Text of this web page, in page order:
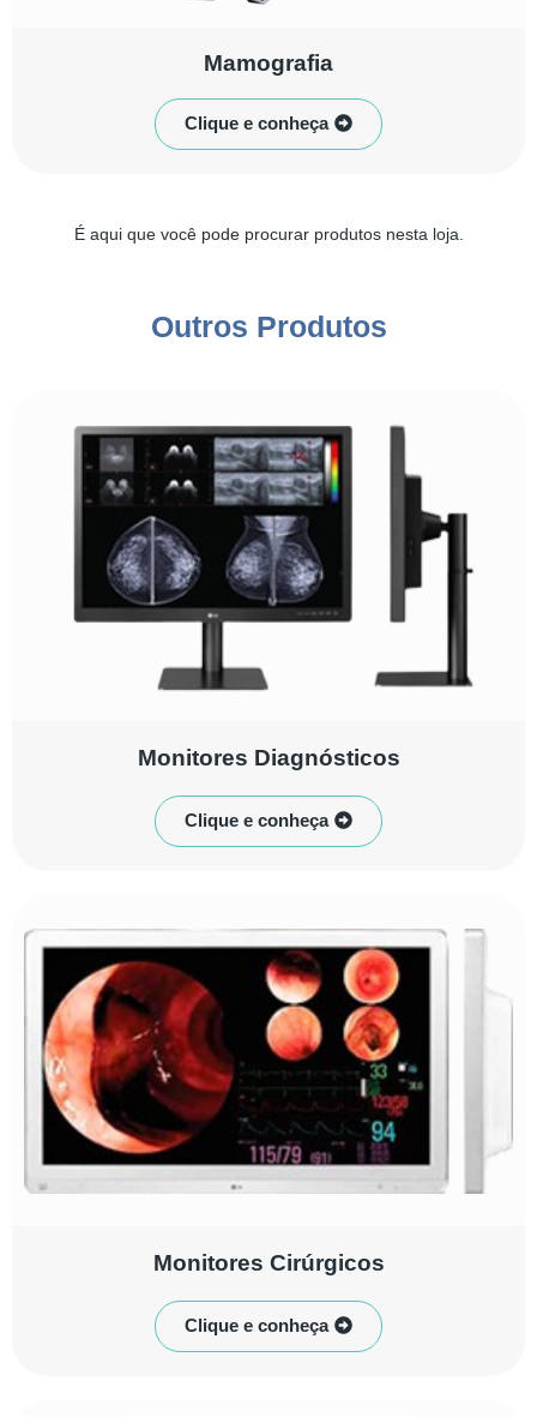
⁠Mamografia
Clique e conheça
É aqui que você pode procurar produtos nesta loja.
Outros Produtos
Monitores Diagnósticos
Clique e conheça
Monitores Cirúrgicos
Clique e conheça